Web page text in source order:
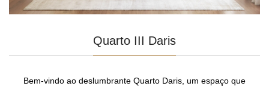
Quarto III Daris
Bem-vindo ao deslumbrante Quarto Daris, um espaço que